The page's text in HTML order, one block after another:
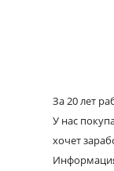
За 20 лет
У нас
хочет